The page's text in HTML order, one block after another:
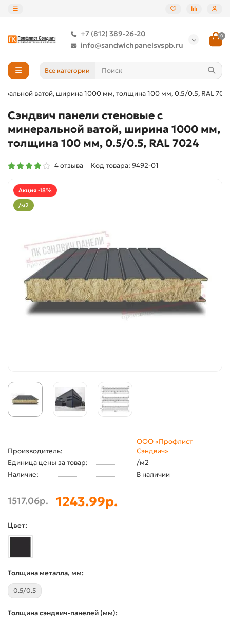
+7 (812) 389-26-20
info@sandwichpanelsvspb.ru
0
Все категории
ватой, ширина 1000 мм, толщина 100 мм, 0.5/0.5, RAL
Сэндвич панели стеновые с
минеральной ватой, ширина 1000 мм,
толщина 100 мм, 0.5/0.5, RAL 7024
4 отзыва Код товара: 9492-01
Акция -18%
/м2
Производитель:
ООО «Профлист
Сэндвич»
Единица цены за товар:
/м2
Наличие:
В наличии
1517.06р. 1243.99р.
Цвет:
Толщина металла, мм:
0.5/0.5
Толщина сэндвич-панелей (мм):